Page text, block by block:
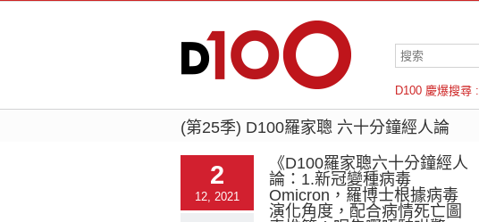
D100 慶爆搜尋 :
羅倫斯
(第25季) D100羅家聰 六十分鐘經人論
2
12, 2021
《D100羅家聰六十分鐘經人
論：1.新冠變種病毒
Omicron，羅博士根據病毒
演化角度，配合病情死亡圖